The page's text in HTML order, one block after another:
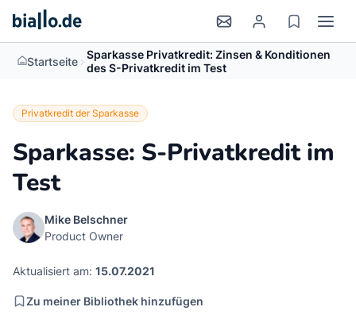
Startseite > Sparkasse Privatkredit: Zinsen & Konditionen
des S-Privatkredit im Test
Privatkredit der Sparkasse
Sparkasse: S-Privatkredit im
Test
Mike Belschner
Product Owner
Aktualisiert am: 15.07.2021
Zu meiner Bibliothek hinzufügen